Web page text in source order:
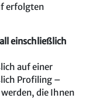
erfolgten
einschließlich
auf einer
Profiling –
die Ihnen